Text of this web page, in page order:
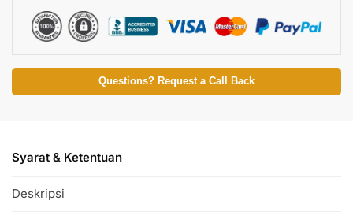
Questions? Request a Call Back
Syarat & Ketentuan
Deskripsi